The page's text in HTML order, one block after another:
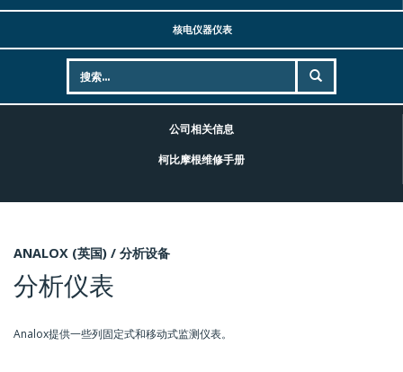
核电仪器仪表
公司相关信息
柯比摩根维修手册
ANALOX (英国) / 分析设备
分析仪表
Analox提供一些列固定式和移动式监测仪表。